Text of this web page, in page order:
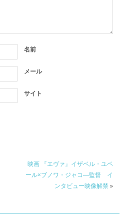
名前
メール
サイト
映画 『エヴァ』イザベル・ユペ
ール×ブノワ・ジャコ―監督 イ
ンタビュー映像解禁»